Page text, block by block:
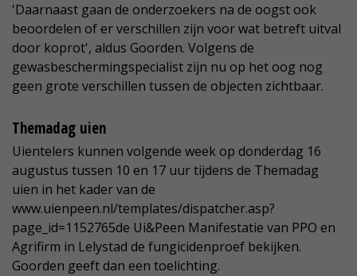
'Daarnaast gaan de onderzoekers na de oogst ook
beoordelen of er verschillen zijn voor wat betreft uitval
door koprot', aldus Goorden. Volgens de
gewasbeschermingspecialist zijn nu op het oog nog
geen grote verschillen tussen de objecten zichtbaar.
Themadag uien
Uientelers kunnen volgende week op donderdag 16
augustus tussen 10 en 17 uur tijdens de Themadag
uien in het kader van de
www.uienpeen.nl/templates/dispatcher.asp?
page_id=1152765de Ui&Peen Manifestatie van PPO en
Agrifirm in Lelystad de fungicidenproef bekijken.
Goorden geeft dan een toelichting.